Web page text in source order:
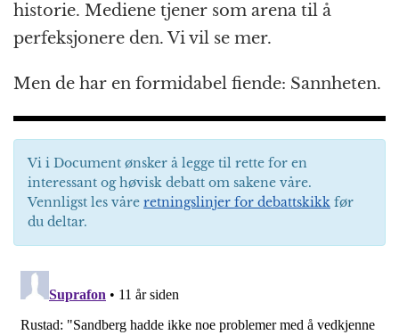
historie. Mediene tjener som arena til å
perfeksjonere den. Vi vil se mer.
Men de har en formidabel fiende: Sannheten.
Vi i Document ønsker å legge til rette for en
interessant og høvisk debatt om sakene våre.
Vennligst les våre retningslinjer for debattskikk før
du deltar.